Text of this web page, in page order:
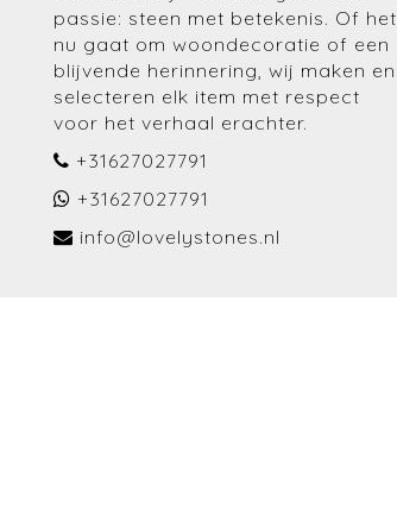
passie: steen met betekenis. Of het
nu gaat om woondecoratie of een
blijvende herinnering, wij maken en
selecteren elk item met respect
voor het verhaal erachter.
+31627027791
+31627027791
info@lovelystones.nl